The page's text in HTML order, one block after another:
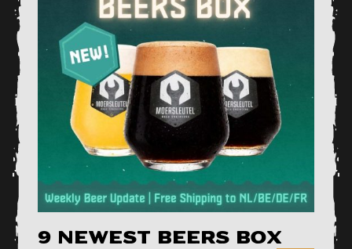
9 Newest Beers Box